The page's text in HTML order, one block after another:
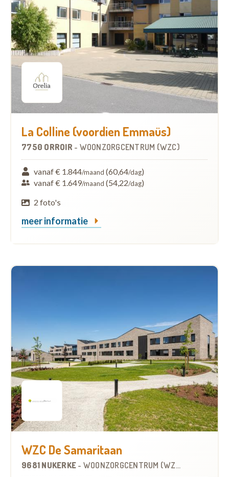
La Colline (voordien Emmaüs)
7750 ORROIR - WOONZORGCENTRUM (WZC)
vanaf € 1.844/maand (60,64/dag)
vanaf € 1.649/maand (54,22/dag)
2 foto's
meer informatie
WZC De Samaritaan
9681 NUKERKE - WOONZORGCENTRUM (WZC)